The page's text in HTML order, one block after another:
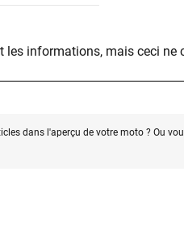
les informations, mais ceci ne
dans l'aperçu de votre moto ? Ou